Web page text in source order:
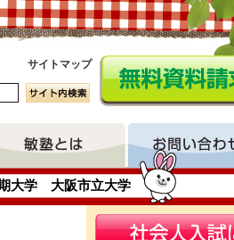
サイトマップ
大学 大阪市立大学